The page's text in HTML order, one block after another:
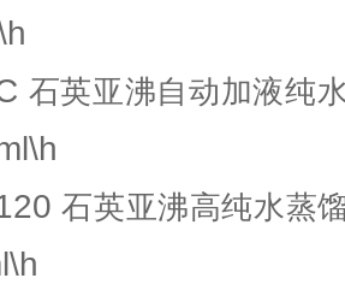
石英亚沸自动加液纯
石英亚沸高纯水蒸